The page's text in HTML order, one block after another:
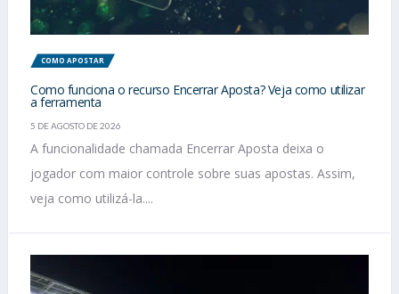
COMO APOSTAR
Como funciona o recurso Encerrar Aposta? Veja como utilizar
a ferramenta
5 DE AGOSTO DE 2026
A funcionalidade chamada Encerrar Aposta deixa o
jogador com maior controle sobre suas apostas. Assim,
veja como utilizá-la....